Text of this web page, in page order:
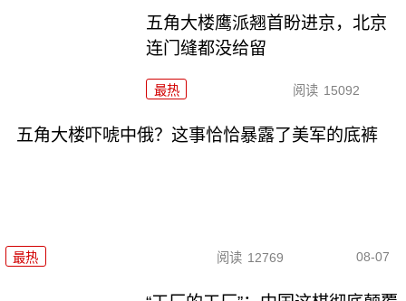
五角大楼鹰派翘首盼进京，北京
连门缝都没给留
最热 阅读 15092
五角大楼吓唬中俄？这事恰恰暴露了美军的底裤
最热 阅读 12769 08-07